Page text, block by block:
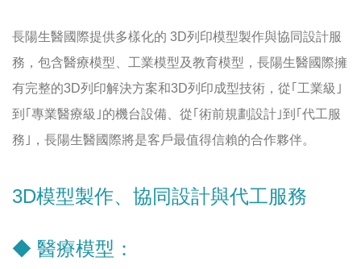
長陽生醫國際提供多樣化的 3D列印模型製作與協同設計服
務，包含醫療模型、工業模型及教育模型，長陽生醫國際擁
有完整的3D列印解決方案和3D列印成型技術，從｢工業級｣
到｢專業醫療級｣的機台設備、從｢術前規劃設計｣到｢代工服
務｣，長陽生醫國際將是客戶最值得信賴的合作夥伴。
3D模型製作、協同設計與代工服務
◆ 醫療模型：